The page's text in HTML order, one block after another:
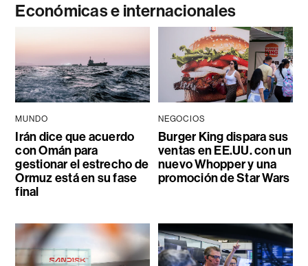
Económicas e internacionales
MUNDO
Irán dice que acuerdo
con Omán para
gestionar el estrecho de
Ormuz está en su fase
final
NEGOCIOS
Burger King dispara sus
ventas en EE.UU. con un
nuevo Whopper y una
promoción de Star Wars